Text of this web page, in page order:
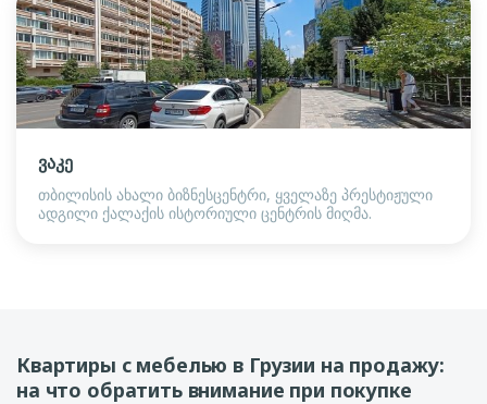
ვაკე
თბილისის ახალი ბიზნესცენტრი, ყველაზე პრესტიჟული
ადგილი ქალაქის ისტორიული ცენტრის მიღმა.
Квартиры с мебелью в Грузии на продажу:
на что обратить внимание при покупке